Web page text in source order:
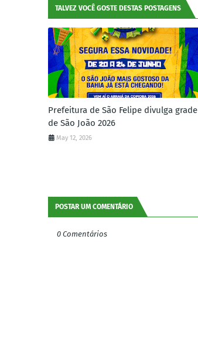
TALVEZ VOCÊ GOSTE DESTAS POSTAGENS
Prefeitura de São Felipe divulga grade
de São João 2026
May 12, 2026
POSTAR UM COMENTÁRIO
0 Comentários